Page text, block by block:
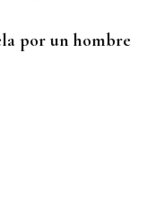
por un hombre